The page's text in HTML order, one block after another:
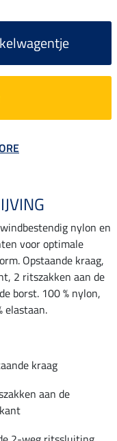
nylon en
voor optimale
Opstaande kraag,
2 ritszakken aan de
borst. 100 % nylon,
elastaan.
kraag
aan de